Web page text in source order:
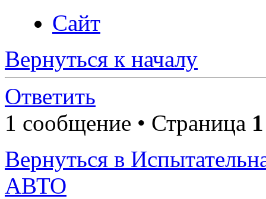
Сайт
Вернуться к началу
Ответить
1 сообщение • Страница 1
Вернуться в
АВТО